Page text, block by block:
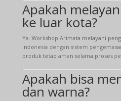
Apakah
ke luar kota?
Ya. Workshop Arimata melayani
Indonesia dengan sistem
produk tetap aman selama proses
Apakah bisa
dan warna?